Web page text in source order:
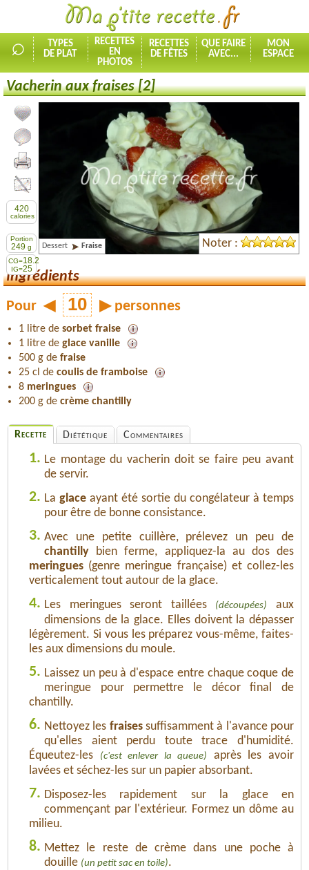
⌕
TYPES
DE PLAT
RECETTES
EN
PHOTOS
RECETTES
DE FÊTES
QUE FAIRE
AVEC...
MON
ESPACE
Vacherin aux fraises [2]
Ajouter la recette à mes favorites
Commenter, noter la recette
Imprimer la recette
Partager cette recette
420
calories
Portion
249 g
CG=18.2
IG=25
Dessert Fraise Noter :
Ingrédients
Pour ◀ ▶ personnes
1 litre de sorbet fraise
1 litre de glace vanille
500 g de fraise
25 cl de coulis de framboise
8 meringues
200 g de crème chantilly
Recette Diététique Commentaires
1. Le montage du vacherin doit se faire peu avant
de servir.
2. La glace ayant été sortie du congélateur à temps
pour être de bonne consistance.
3. Avec une petite cuillère, prélevez un peu de
chantilly bien ferme, appliquez-la au dos des
meringues (genre meringue française) et collez-les
verticalement tout autour de la glace.
4. Les meringues seront taillées (découpées)
aux
dimensions de la glace. Elles doivent la dépasser
légèrement. Si vous les préparez vous-même, faites-
les aux dimensions du moule.
5. Laissez un peu à d'espace entre chaque coque de
meringue pour permettre le décor final de
chantilly.
6. Nettoyez les fraisessuffisamment à l'avance pour
qu'elles aient perdu toute trace d'humidité.
Équeutez-les
(c'est enlever la queue)
après les avoir
lavées et séchez-les sur un papier absorbant.
7. Disposez-les rapidement sur la glace en
commençant par l'extérieur. Formez un dôme au
milieu.
8. Mettez le reste de crème dans une poche à
douille (un petit sac en toile).